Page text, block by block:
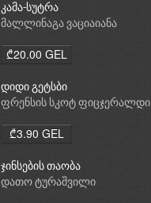
კამა-სუტრა
მალლინაგა ვაციაიანა
₾20.00 GEL
დიდი გეტსბი
ფრენსის სკოტ ფიცჯერალდი
₾3.90 GEL
ჯინსების თაობა
დათო ტურაშვილი